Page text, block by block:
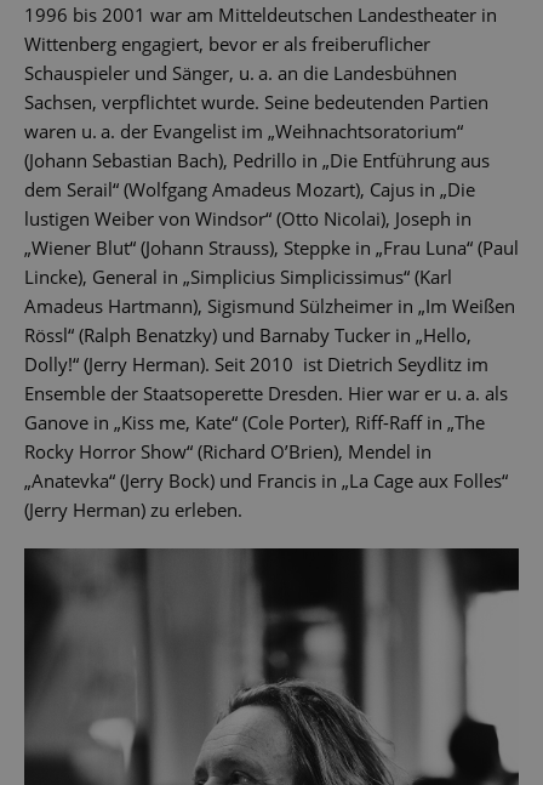
1996 bis 2001 war am Mitteldeutschen Landestheater in
Wittenberg engagiert, bevor er als freiberuflicher
Schauspieler und Sänger, u. a. an die Landesbühnen
Sachsen, verpflichtet wurde. Seine bedeutenden Partien
waren u. a. der Evangelist im „Weihnachtsoratorium“
(Johann Sebastian Bach), Pedrillo in „Die Entführung aus
dem Serail“ (Wolfgang Amadeus Mozart), Cajus in „Die
lustigen Weiber von Windsor“ (Otto Nicolai), Joseph in
„Wiener Blut“ (Johann Strauss), Steppke in „Frau Luna“ (Paul
Lincke), General in „Simplicius Simplicissimus“ (Karl
Amadeus Hartmann), Sigismund Sülzheimer in „Im Weißen
Rössl“ (Ralph Benatzky) und Barnaby Tucker in „Hello,
Dolly!“ (Jerry Herman). Seit 2010 ist Dietrich Seydlitz im
Ensemble der Staatsoperette Dresden. Hier war er u. a. als
Ganove in „Kiss me, Kate“ (Cole Porter), Riff-Raff in „The
Rocky Horror Show“ (Richard O’Brien), Mendel in
„Anatevka“ (Jerry Bock) und Francis in „La Cage aux Folles“
(Jerry Herman) zu erleben.